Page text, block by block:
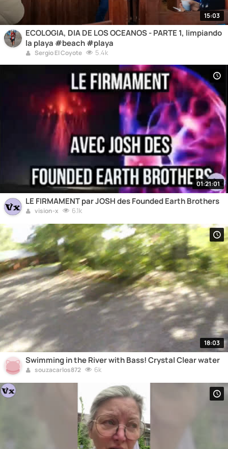
15:03
ECOLOGIA, DIA DE LOS OCEANOS - PARTE 1, limpiando
la playa #beach #playa
Sergio El Coyote 5.4k
01:21:01
LE FIRMAMENT par JOSH des Founded Earth Brothers
vision-x 6.1k
18:03
Swimming in the River with Bass! Crystal Clear water
souzacarlos872 6k